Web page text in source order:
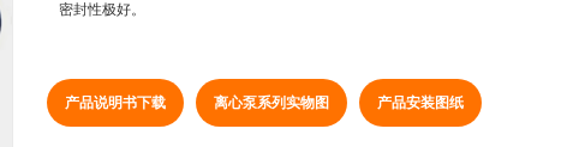
密封性极好。
产品说明书下载 离心泵系列实物图 产品安装图纸